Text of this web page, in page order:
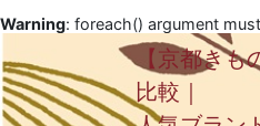
Warning: foreach() argument
【京都きも
比較｜